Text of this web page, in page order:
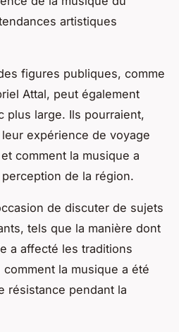
artistiques
figures publiques, comme
Attal, peut également
plus large. Ils pourraient,
expérience de voyage
comment la musique a
de la région.
de discuter de sujets
tels que la manière dont
a affecté les traditions
la musique a été
résistance pendant la